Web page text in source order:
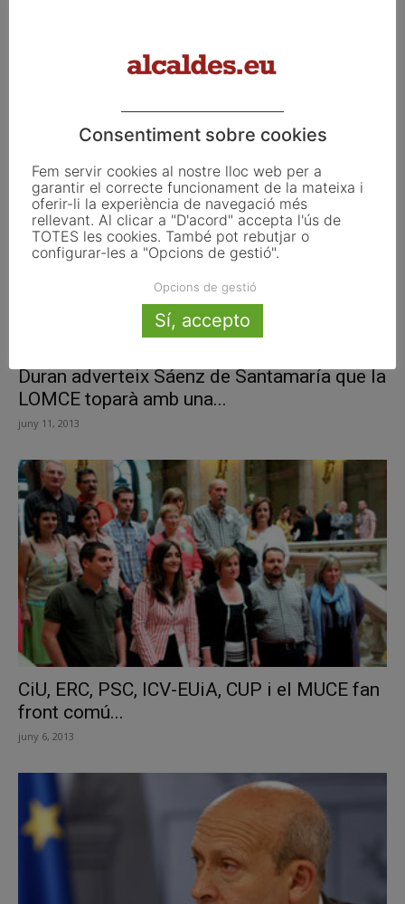
pública de qualitat i igualitària
Duran adverteix Sáenz de Santamaría que la
LOMCE toparà amb una...
juny 11, 2013
CiU, ERC, PSC, ICV-EUiA, CUP i el MUCE fan
front comú...
juny 6, 2013
Consentiment sobre cookies
Fem servir cookies al nostre lloc web per a
garantir el correcte funcionament de la mateixa i
oferir-li la experiència de navegació més
rellevant. Al clicar a "D'acord" accepta l'ús de
TOTES les cookies. També pot rebutjar o
configurar-les a "Opcions de gestió".
Opcions de gestió
Sí, accepto